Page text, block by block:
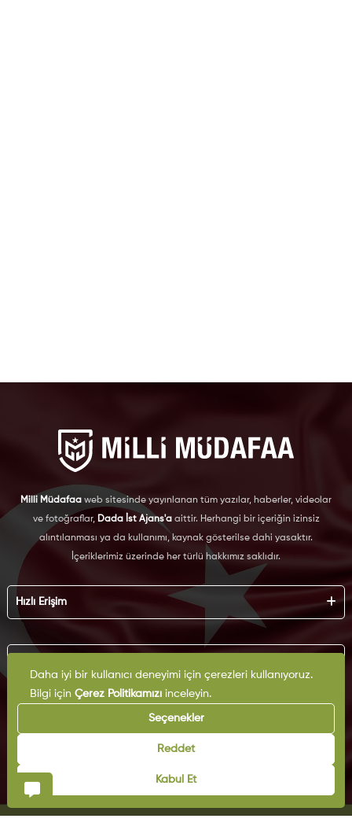
Milli Müdafaa web sitesinde yayınlanan tüm yazılar, haberler, videolar
ve fotoğraflar, Dada İst Ajans'aaittir. Herhangi bir içeriğin izinsiz
alıntılanması ya da kullanımı, kaynak gösterilse dahi yasaktır.
İçeriklerimiz üzerinde her türlü hakkımız saklıdır.
Hızlı Erişim
Künye
Reklam
İş Birliği
Arşiv
İletişim
KVKK
Çerez Politikası
Gizlilik Politikası
Kullanım Şartları
Daha iyi bir kullanıcı deneyimi için çerezleri kullanıyoruz.
Bilgi için Çerez Politikamızıinceleyin.
Seçenekler
Reddet
Kabul Et